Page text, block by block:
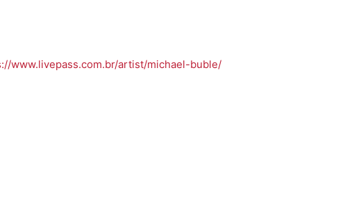
www.livepass.com.br/artist/michael-buble/